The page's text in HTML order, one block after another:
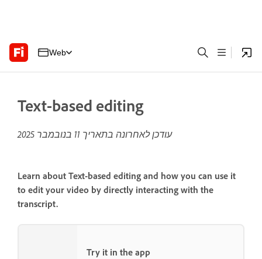
Web
Text-based editing
עודכן לאחרונה בתאריך 11 בנובמבר 2025
Learn about Text-based editing and how you can use it
to edit your video by directly interacting with the
transcript.
Try it in the app